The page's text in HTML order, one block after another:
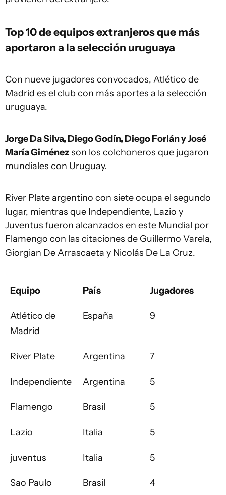
Top 10 de equipos extranjeros que más
aportaron a la selección uruguaya
Con nueve jugadores convocados, Atlético de
Madrid es el club con más aportes a la selección
uruguaya.
Jorge Da Silva, Diego Godín, Diego Forlán y José
María Giménezson los colchoneros que jugaron
mundiales con Uruguay.
River Plate argentino con siete ocupa el segundo
lugar, mientras que Independiente, Lazio y
Juventus fueron alcanzados en este Mundial por
Flamengo con las citaciones de Guillermo Varela,
Giorgian De Arrascaeta y Nicolás De La Cruz.
Equipo País Jugadores
Atlético de
Madrid
España 9
River Plate Argentina 7
Independiente Argentina 5
Flamengo Brasil 5
Lazio Italia 5
juventus Italia 5
Sao Paulo Brasil 4